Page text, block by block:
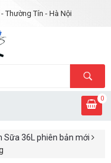
Thường Tín - Hà Nội
0
Sữa 36L phiên bản mới